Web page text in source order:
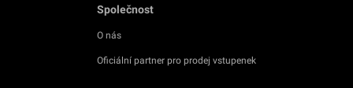
Společnost
O nás
Oficiální partner pro prodej vstupenek